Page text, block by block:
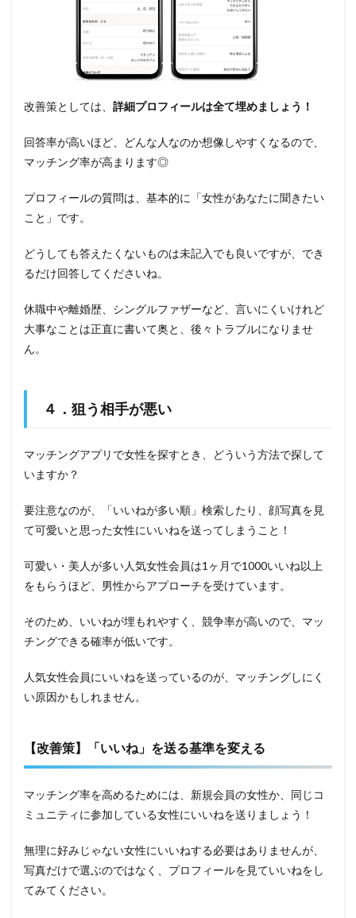
改善策としては、 詳細プロフィールは全て埋めましょう！
回答率が高いほど、どんな人なのか想像しやすくなるので、
マッチング率が高まります◎
プロフィールの質問は、基本的に「女性があなたに聞きたい
こと」です。
どうしても答えたくないものは未記入でも良いですが、でき
るだけ回答してくださいね。
休職中や離婚歴、シングルファザーなど、言いにくいけれど
大事なことは正直に書いて奥と、後々トラブルになりませ
ん。
４．狙う相手が悪い
マッチングアプリで女性を探すとき、どういう方法で探して
いますか？
要注意なのが、「いいねが多い順」検索したり、顔写真を見
て可愛いと思った女性にいいねを送ってしまうこと！
可愛い・美人が多い人気女性会員は1ヶ月で1000いいね以上
をもらうほど、男性からアプローチを受けています。
そのため、いいねが埋もれやすく、競争率が高いので、マッ
チングできる確率が低いです。
人気女性会員にいいねを送っているのが、マッチングしにく
い原因かもしれません。
【改善策】「いいね」を送る基準を変える
マッチング率を高めるためには、新規会員の女性か、同じコ
ミュニティに参加している女性にいいねを送りましょう！
無理に好みじゃない女性にいいねする必要はありませんが、
写真だけで選ぶのではなく、プロフィールを見ていいねをし
てみてください。